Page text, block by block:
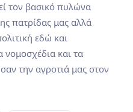
τον βασικό πυλώνα
πατρίδας μας αλλά
εδώ και
νομοσχέδια και τα
την αγροτιά μας στον